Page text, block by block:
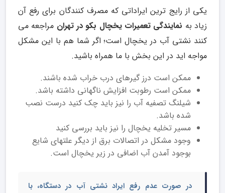
یکی از رایج ترین ایراداتی که مصرف کنندگان برای رفع آن
زیاد به نمایندگی تعمیرات یخچال بکو در تهران مراجعه می
کنند نشتی آب در یخچال است؛ اگر شما هم با این مشکل
مواجه اید در این بخش با ما همراه باشید.
ممکن است درز گیرهای درب خراب شده باشند.
ممکن است رطوبت افزایش ناگهانی داشته باشد.
شیلنگ تصفیه آب را نیز باید چک کنید درست نصب
شده باشد.
مسیر تخلیه یخچال را نیز باید بررسی کنید
وجود مشکل در اتصالات برق از دیگر علت­های شایع
بوجود آمدن آب اضافی در زیر یخچال است.
در صورت عدم رفع ایراد نشتی آب در دستگاه، با